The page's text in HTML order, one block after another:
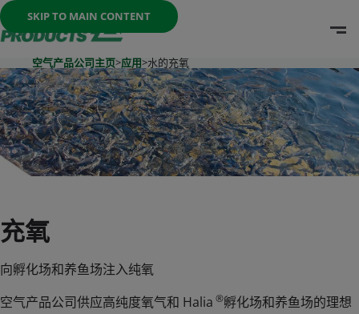
SKIP TO MAIN CONTENT
Once the menu is open you can move between options
空气产品公司主页>应用>水的充氧
充氧
向孵化场和养鱼场注入纯氧
空气产品公司供应高纯度氧气和 Halia ®孵化场和养鱼场的理想